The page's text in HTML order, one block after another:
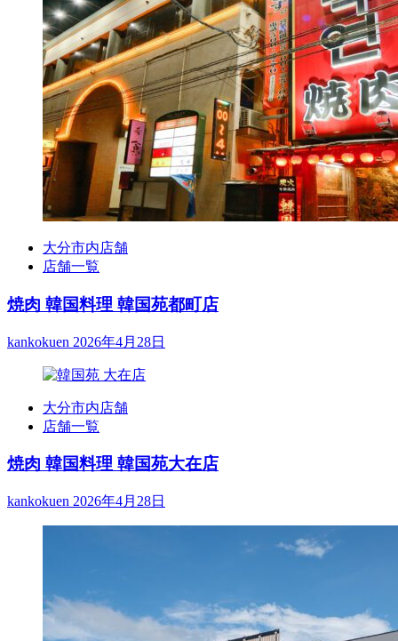
大分市内店舗
店舗一覧
焼肉 韓国料理 韓国苑都町店
kankokuen 2026年4月28日
大分市内店舗
店舗一覧
焼肉 韓国料理 韓国苑大在店
kankokuen 2026年4月28日